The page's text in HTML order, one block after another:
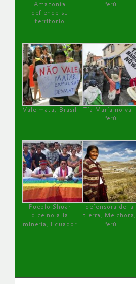
Amazonía
defiende su
territorio
Perú
Vale mata, Brasil
Tía María no va !
Perú
Pueblo Shuar
dice no a la
minería, Ecuador
defensora de la
tierra, Melchora,
Perú